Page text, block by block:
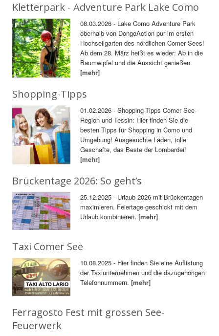
Kletterpark - Adventure Park Lake Como
08.03.2026 - Lake Como Adventure Park
oberhalb von DongoAction pur im ersten
Hochseilgarten des nördlichen Comer Sees!
Ab dem 28. März heißt es wieder: Ab in die
Baumwipfel und die Aussicht genießen.
[mehr]
Shopping-Tipps
01.02.2026 - Shopping-Tipps Comer See-
Region und Tessin: Hier finden Sie die
besten Tipps für Shopping in Como und
Umgebung! Ausgesuchte Läden, tolle
Geschäfte, das Beste der Lombardei!
[mehr]
Brückentage 2026: So geht’s
25.12.2025 - Urlaub 2026 mit Brückentagen
maximieren. Feiertage geschickt mit dem
Urlaub kombinieren.[mehr]
Taxi Comer See
10.08.2025 - Hier finden Sie eine Auflistung
der Taxiunternehmen und die dazugehörigen
Telefonnummern.[mehr]
Ferragosto Fest mit grossen See-
Feuerwerk